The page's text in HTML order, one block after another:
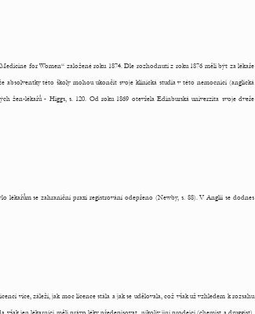
for Women“ založené roku 1874. Dle rozhodnutí z roku 1876 měli být za lékaře
této školy mohou ukončit svoje klinická studia v této nemocnici (anglická
žen-lékařů - Higgs, s. 120. Od roku 1869 otevřela Edinburská univerzita svoje dveře
lékařům se zahraniční praxí registrování odepřeno (Newby, s. 88). V Anglii se dodnes
více, záleží, jak moc licence stála a jak se udělovala, což však už vzhledem k rozsahu
jen lékarníci měli právo léky předepisovat, nikoliv jiní prodejci (chemist a druggist).